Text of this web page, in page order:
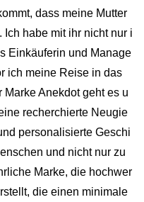
dass meine Mutter
habe mit ihr nicht nur i
Einkäuferin und Manage
ich meine Reise in das
Anekdot geht es u
recherchierte Neugie
personalisierte Geschi
und nicht nur zu
Marke, die hochwer
die einen minimale